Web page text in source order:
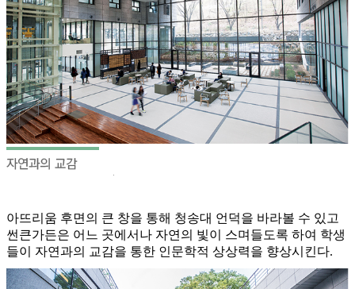
아뜨리움 후면의 큰 창을 통해 청송대 언덕을 바라볼 수 있고
썬큰가든은 어느 곳에서나 자연의 빛이 스며들도록 하여 학생
들이 자연과의 교감을 통한 인문학적 상상력을 향상시킨다.